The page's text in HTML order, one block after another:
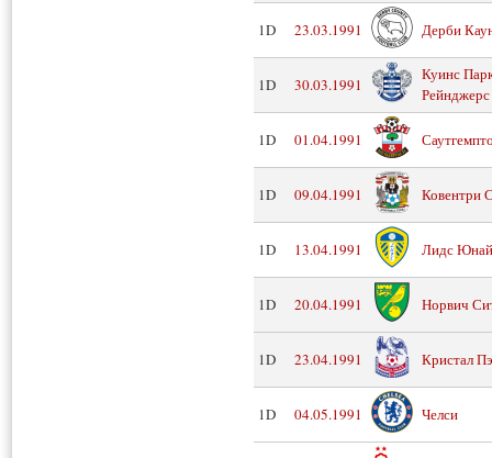
1D 23.03.1991 Дерби
1D 30.03.1991
Куинс
Рейнджерс
1D 01.04.1991
1D 09.04.1991 Ковентри
1D 13.04.1991 Лидс
1D 20.04.1991 Норвич
1D 23.04.1991 Кристал
1D 04.05.1991 Челси